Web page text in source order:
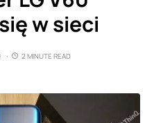
w sieci
2 MINUTE READ